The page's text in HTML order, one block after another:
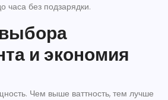
часа без подзарядки.
и экономия
Чем выше ваттность, тем лучше